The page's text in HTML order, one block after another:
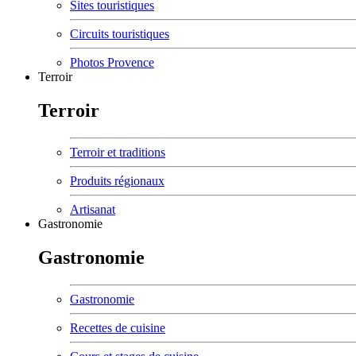
Sites touristiques
Circuits touristiques
Photos Provence
Terroir
Terroir
Terroir et traditions
Produits régionaux
Artisanat
Gastronomie
Gastronomie
Gastronomie
Recettes de cuisine